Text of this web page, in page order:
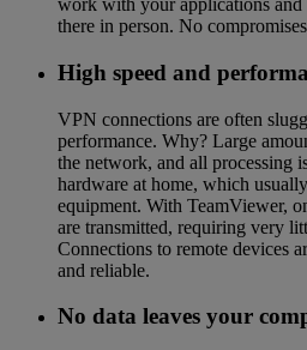
work with your applications and
there in person. No
High speed and
VPN connections are often
performance. Why? Large
the network, and all processing
hardware at home, which
equipment. With TeamViewer,
are transmitted, requiring very
Connections to remote devices
and reliable.
No data leaves your